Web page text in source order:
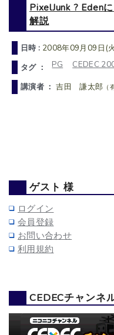
PixelJunk ? Eden
解説
日時 : 2008年09月09日(
タグ ：
PG CEDEC
講演者 ：吉田 謙太郎
ゲスト 様
ログイン
会員登録
お問い合わせ
利用規約
CEDECチャンネ